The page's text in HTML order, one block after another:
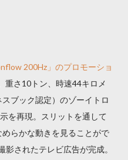
200Hz」のプロモーショ
重さ10トン、時速44キロメ
ブック認定）のゾーイトロ
を再現。スリットを通して
らかな動きを見ることがで
されたテレビ広告が完成。